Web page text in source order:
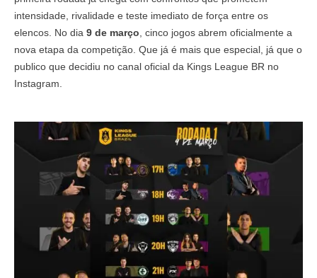
intensidade, rivalidade e teste imediato de força entre os
elencos. No dia 9 de março , cinco jogos abrem oficialmente a
nova etapa da competição. Que já é mais que especial, já que o
publico que decidiu no canal oficial da Kings League BR no
Instagram.